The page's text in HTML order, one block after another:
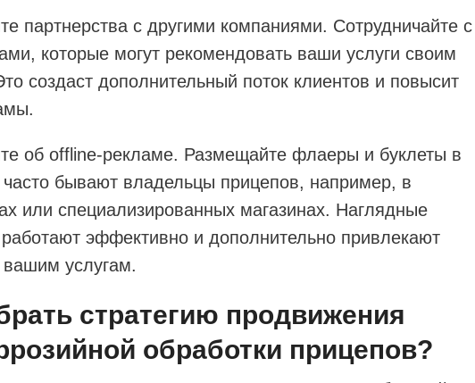
партнерства с другими компаниями. Сотрудничайте с
которые могут рекомендовать ваши услуги своим
создаст дополнительный поток клиентов и повысит
об offline-рекламе. Размещайте флаеры и буклеты в
часто бывают владельцы прицепов, например, в
или специализированных магазинах. Наглядные
эффективно и дополнительно привлекают
услугам.
стратегию продвижения
обработки прицепов?